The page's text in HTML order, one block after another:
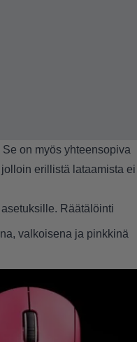
on myös yhteensopiva
erillistä lataamista ei
Räätälöinti
valkoisena ja pinkkinä